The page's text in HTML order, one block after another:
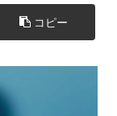
コピー